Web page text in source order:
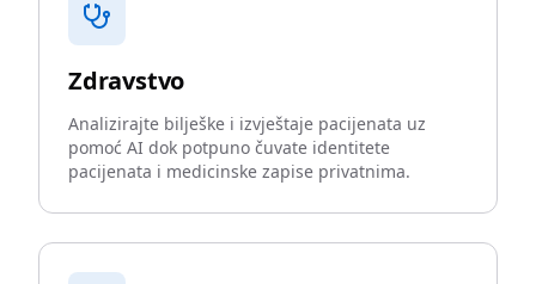
Zdravstvo
Analizirajte bilješke i izvještaje pacijenata uz
pomoć AI dok potpuno čuvate identitete
pacijenata i medicinske zapise privatnima.